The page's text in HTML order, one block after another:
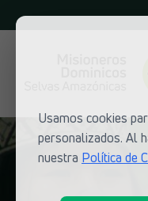
Usamos cookies
personalizados. Al
nuestra Política de